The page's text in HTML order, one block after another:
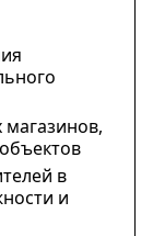
в
и